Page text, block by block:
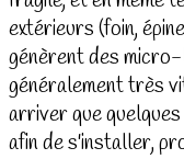
extérieurs (foin,
génèrent des
généralement très
arriver que
afin de s'installer,